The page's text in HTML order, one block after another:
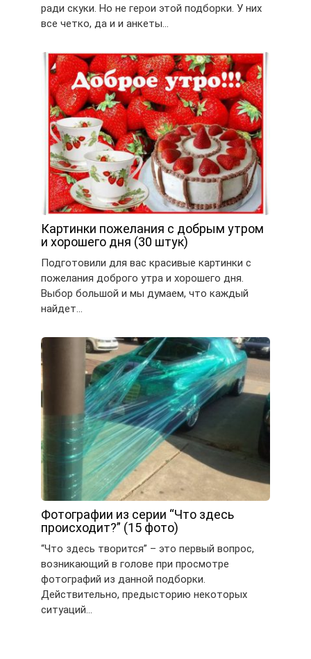
ради скуки. Но не герои этой подборки. У них
все четко, да и и анкеты…
Картинки пожелания с добрым утром
и хорошего дня (30 штук)
Подготовили для вас красивые картинки с
пожелания доброго утра и хорошего дня.
Выбор большой и мы думаем, что каждый
найдет…
Фотографии из серии “Что здесь
происходит?” (15 фото)
“Что здесь творится” – это первый вопрос,
возникающий в голове при просмотре
фотографий из данной подборки.
Действительно, предысторию некоторых
ситуаций…